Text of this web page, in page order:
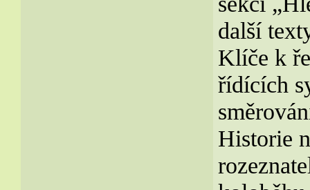
další
Klíče k
řídících
Historie